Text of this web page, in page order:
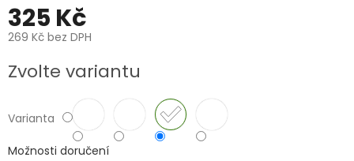
325 Kč
269 Kč bez DPH
cena:
Zvolte variantu
Varianta
Možnosti doručení